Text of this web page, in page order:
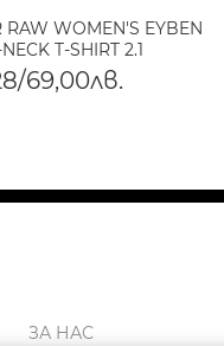
RAW WOMEN'S EYBEN
T-SHIRT 2.1
69,00лв.
ЗА НАС